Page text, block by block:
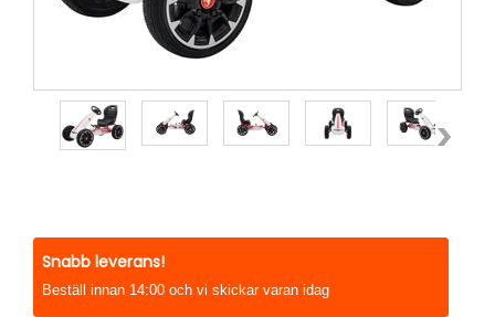
Snabb leverans!
Beställ innan 14:00 och vi skickar varan idag